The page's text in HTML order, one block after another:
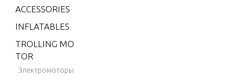
ACCESSORIES
INFLATABLES
TROLLING MO
TOR
Электромоторы